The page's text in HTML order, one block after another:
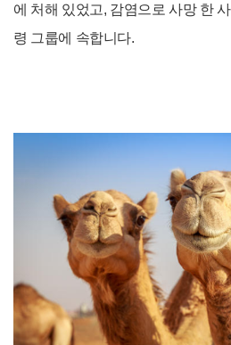
에 처해 있었고, 감염으로 사망 한
령 그룹에 속합니다.